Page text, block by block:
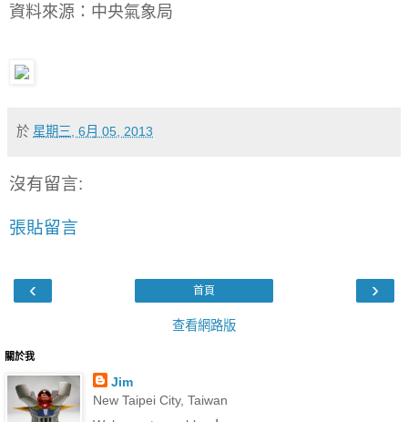
資料來源：中央氣象局
於 星期三, 6月 05, 2013
沒有留言:
張貼留言
‹ ›
首頁
查看網路版
關於我
Jim
New Taipei City, Taiwan